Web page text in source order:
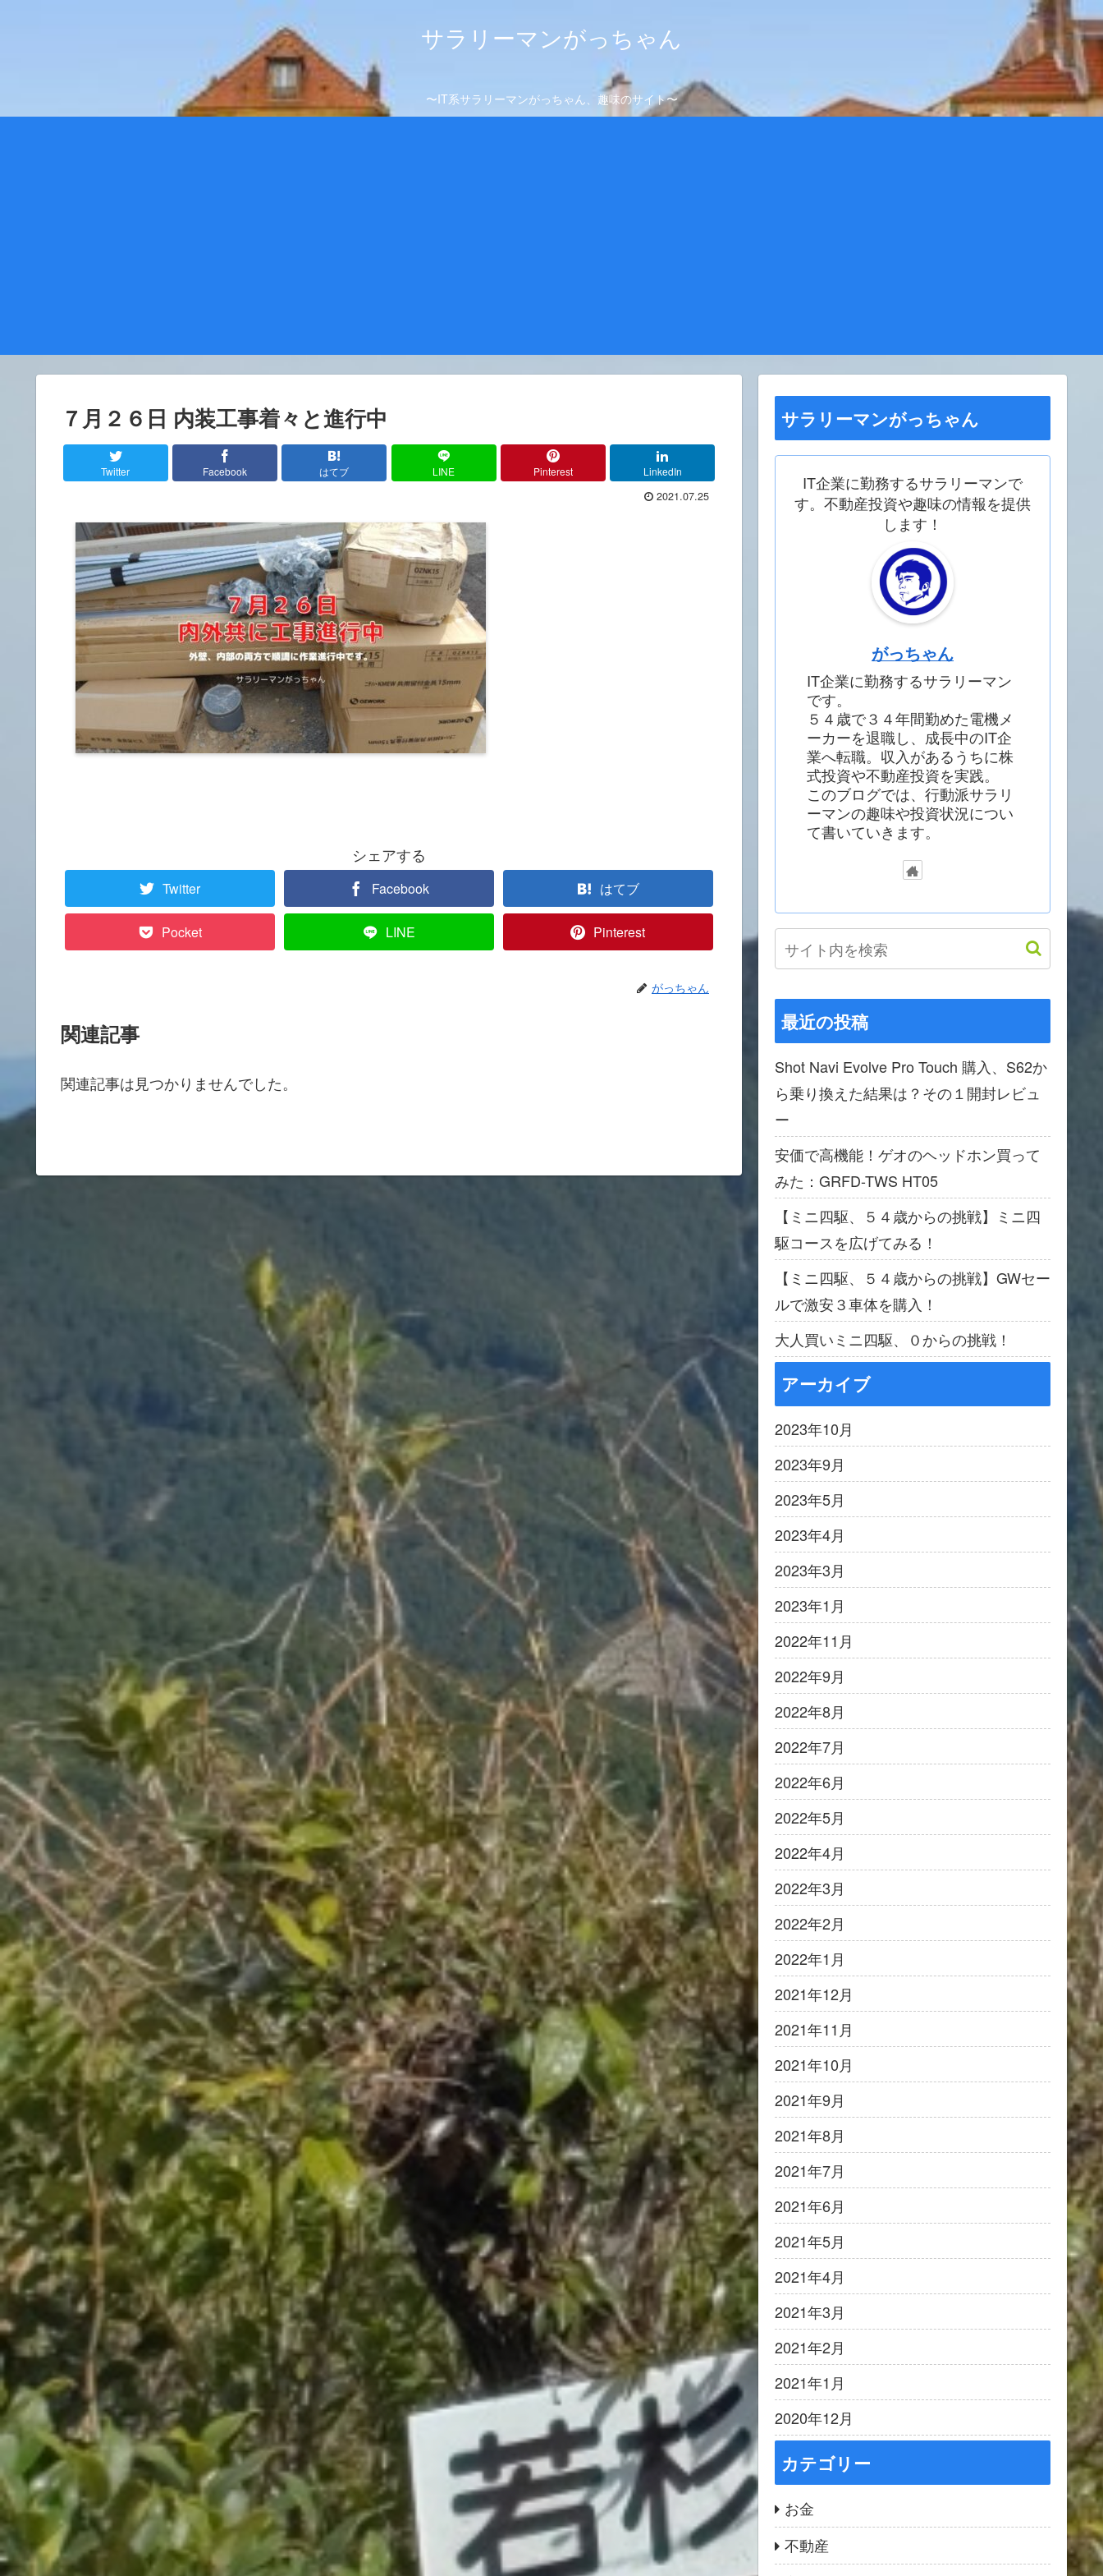
サラリーマンがっちゃん
〜IT系サラリーマンがっちゃん、趣味のサイト〜
７月２６日 内装工事着々と進行中
Twitter Facebook はてブ LINE Pinterest LinkedIn
2021.07.25
シェアする
Twitter Facebook はてブ
Pocket LINE Pinterest
がっちゃん
関連記事
関連記事は見つかりませんでした。
サラリーマンがっちゃん
IT企業に勤務するサラリーマンで
す。不動産投資や趣味の情報を提供
します！
がっちゃん
IT企業に勤務するサラリーマン
です。
５４歳で３４年間勤めた電機メ
ーカーを退職し、成長中のIT企
業へ転職。収入があるうちに株
式投資や不動産投資を実践。
このブログでは、行動派サラリ
ーマンの趣味や投資状況につい
て書いていきます。
最近の投稿
Shot Navi Evolve Pro Touch 購入、S62か
ら乗り換えた結果は？その１開封レビュ
ー
安価で高機能！ゲオのヘッドホン買って
みた：GRFD-TWS HT05
【ミニ四駆、５４歳からの挑戦】ミニ四
駆コースを広げてみる！
【ミニ四駆、５４歳からの挑戦】GWセー
ルで激安３車体を購入！
大人買いミニ四駆、０からの挑戦！
アーカイブ
2023年10月
2023年9月
2023年5月
2023年4月
2023年3月
2023年1月
2022年11月
2022年9月
2022年8月
2022年7月
2022年6月
2022年5月
2022年4月
2022年3月
2022年2月
2022年1月
2021年12月
2021年11月
2021年10月
2021年9月
2021年8月
2021年7月
2021年6月
2021年5月
2021年4月
2021年3月
2021年2月
2021年1月
2020年12月
カテゴリー
お金
不動産